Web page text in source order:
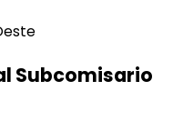
Subcomisario